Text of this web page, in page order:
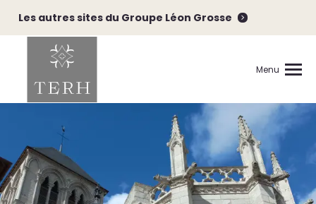
Les autres sites du Groupe Léon Grosse
Menu